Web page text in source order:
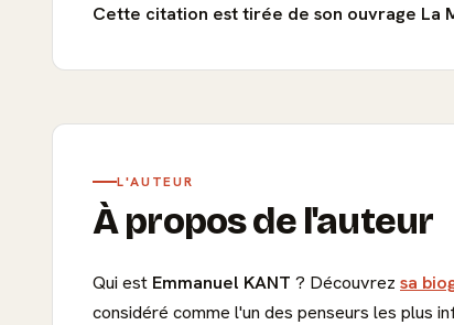
Cette citation est tirée de son ouvrage La
L'AUTEUR
À propos de l'auteur
Qui est Emmanuel KANT ? Découvrez sa
considéré comme l'un des penseurs les plus